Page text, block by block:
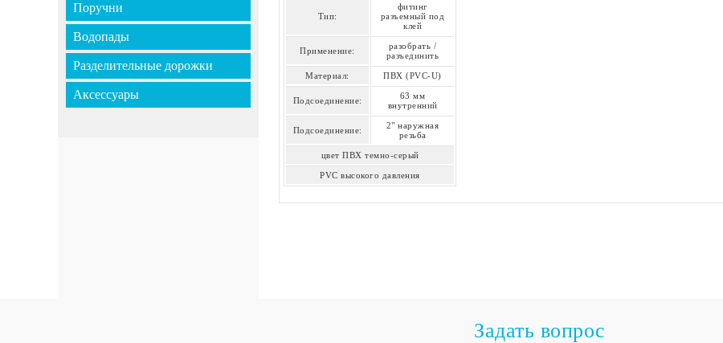
Поручни
Водопады
Разделительные дорожки
Аксессуары
Тип:
фитинг
разъемный под
клей
Применение:
разобрать /
разъединить
Материал: ПВХ (PVC-U)
Подсоединение:
63 мм
внутренний
Подсоединение:
2" наружная
резьба
цвет ПВХ темно-серый
PVC высокого давления
Задать вопрос